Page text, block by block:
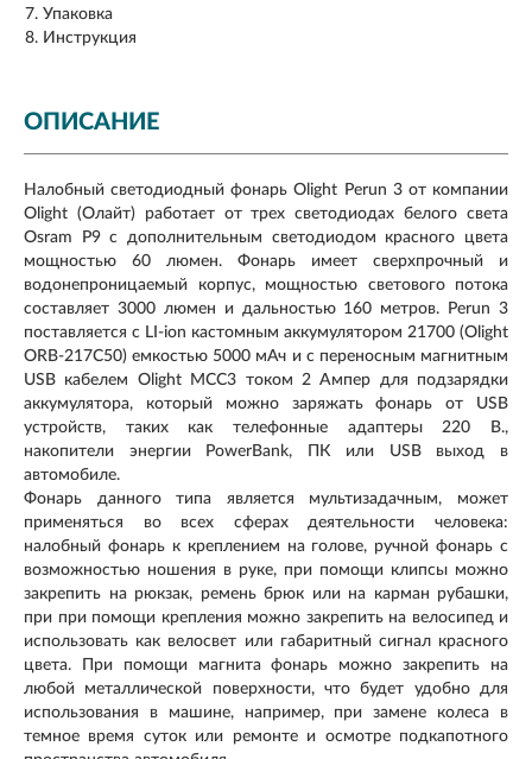
Упаковка
Инструкция
ОПИСАНИЕ
Налобный светодиодный фонарь Olight Perun 3 от компании
Olight (Олайт) работает от трех светодиодах белого света
Osram P9 с дополнительным светодиодом красного цвета
мощностью 60 люмен. Фонарь имеет сверхпрочный и
водонепроницаемый корпус, мощностью светового потока
составляет 3000 люмен и дальностью 160 метров. Perun 3
поставляется с LI-ion кастомным аккумулятором 21700 (Olight
ORB-217C50) емкостью 5000 мАч и с переносным магнитным
USB кабелем Olight MCC3 током 2 Ампер для подзарядки
аккумулятора, который можно заряжать фонарь от USB
устройств, таких как телефонные адаптеры 220 В.,
накопители энергии PowerBank, ПК или USB выход в
автомобиле.
Фонарь данного типа является мультизадачным, может
применяться во всех сферах деятельности человека:
налобный фонарь к креплением на голове, ручной фонарь с
возможностью ношения в руке, при помощи клипсы можно
закрепить на рюкзак, ремень брюк или на карман рубашки,
при при помощи крепления можно закрепить на велосипед и
использовать как велосвет или габаритный сигнал красного
цвета. При помощи магнита фонарь можно закрепить на
любой металлической поверхности, что будет удобно для
использования в машине, например, при замене колеса в
темное время суток или ремонте и осмотре подкапотного